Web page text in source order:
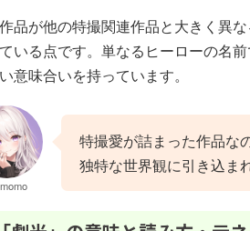
品が他の特撮関連作品と大きく異な
いる点です。単なるヒーローの名
意味合いを持っています。
特撮愛が詰まった作品な
独特な世界観に引き込ま